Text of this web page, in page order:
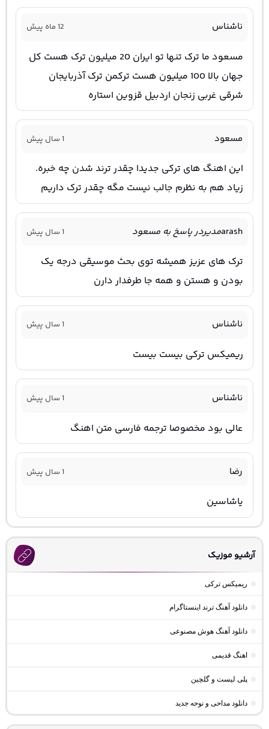
ناشناس 12 ماه پیش
مسعود ما ترک تنها تو ایران 20 میلیون ترک هست کل
جهان بالا 100 میلیون هست ترکمن ترک آذربایجان
شرقی غربی زنجان اردبیل قزوین استاره
مسعود 1 سال پیش
این اهنگ های ترکی جدیدا چقدر ترند شدن چه خبره.
زیاد هم به نظرم جالب نیست مگه چقدر ترک داریم
arashمدیردر پاسخ به مسعود 1 سال پیش
ترک های عزیز همیشه توی بحث موسیقی درجه یک
بودن و هستن و همه جا طرفدار دارن
ناشناس 1 سال پیش
ریمیکس ترکی بیست بیست
ناشناس 1 سال پیش
عالی بود مخصوصا ترجمه فارسی متن اهنگ
رضا 1 سال پیش
یاشاسین
آرشیو موزیک
ریمیکس ترکی
دانلود آهنگ ترند اینستاگرام
دانلود آهنگ هوش مصنوعی
اهنگ قدیمی
پلی لیست و گلچین
دانلود مداحی و نوحه جدید